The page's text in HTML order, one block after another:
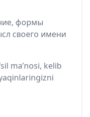
формы
своего имени
ma’nosi, kelib